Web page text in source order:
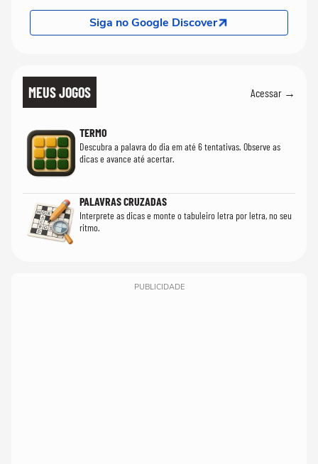
Siga no Google Discover
MEUS JOGOS Acessar →
TERMO
Descubra a palavra do dia em até 6 tentativas. Observe as
dicas e avance até acertar.
PALAVRAS CRUZADAS
Interprete as dicas e monte o tabuleiro letra por letra, no seu
ritmo.
PUBLICIDADE